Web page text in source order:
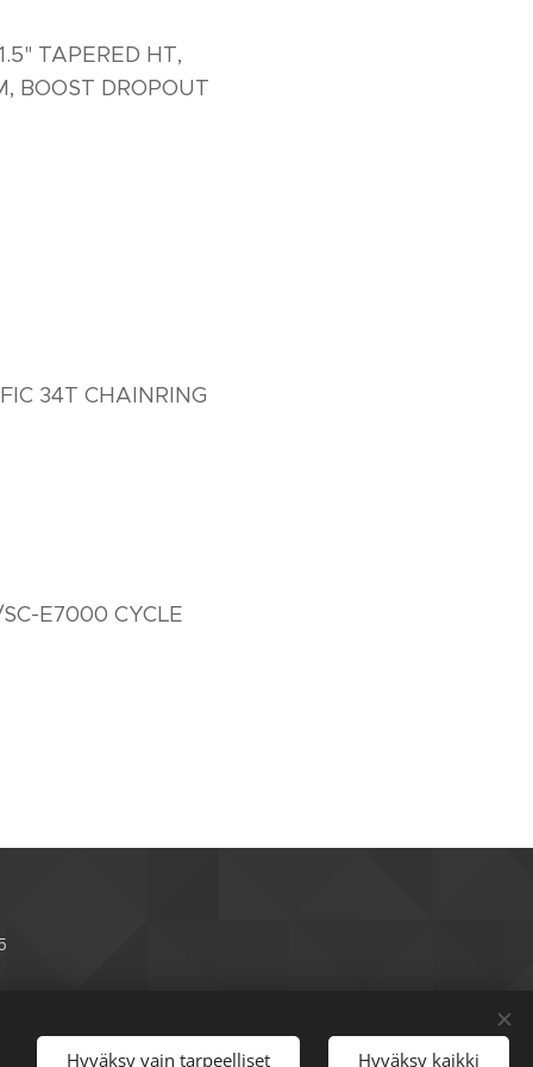
TAPERED HT,
BOOST DROPOUT
34T CHAINRING
E7000 CYCLE
Hyväksy vain tarpeelliset Hyväksy kaikki